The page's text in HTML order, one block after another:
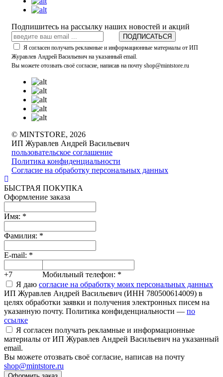
Подпишитесь на рассылку наших новостей и акций
ПОДПИСАТЬСЯ
Я согласен получать рекламные и информационные материалы от ИП
Журавлев Андрей Васильевич на указанный email.
Вы можете отозвать своё согласие, написав на почту shop@mintstore.ru
© MINTSTORE, 2026
ИП Журавлев Андрей Васильевич
пользовательское соглашение
Политика конфиденциальности
Согласие на обработку персональных данных
БЫСТРАЯ ПОКУПКА
Оформление заказа
Имя: *
Фамилия: *
E-mail: *
+7 Мобильный телефон: *
Я даю согласие на обработку моих персональных данных
ИП Журавлев Андрей Васильевич (ИНН 780500614009) в
целях обработки заявки и получения электронных писем на
указанную почту. Политика конфиденциальности — по
ссылке
Я согласен получать рекламные и информационные
материалы от ИП Журавлев Андрей Васильевич на указанный
email.
Вы можете отозвать своё согласие, написав на почту
shop@mintstore.ru